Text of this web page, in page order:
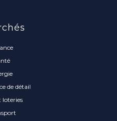
de détail
loteries